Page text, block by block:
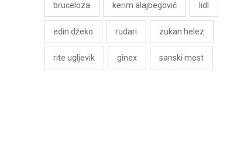
bruceloza kerim alajbegović lidl
edin džeko rudari zukan helez
rite ugljevik ginex sanski most